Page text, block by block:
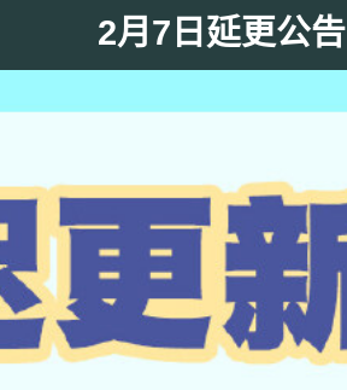
2月7日延更公告